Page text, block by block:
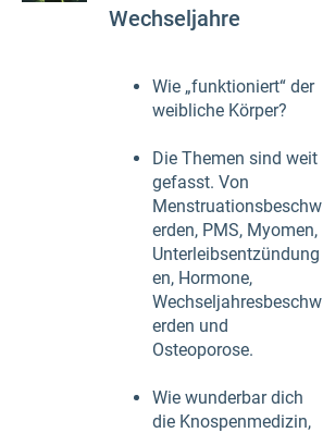
Wechseljahre
Wie „funktioniert“ der
weibliche Körper?
Die Themen sind weit
gefasst. Von
Menstruationsbeschw
erden, PMS, Myomen,
Unterleibsentzündung
en, Hormone,
Wechseljahresbeschw
erden und
Osteoporose.
Wie wunderbar dich
die Knospenmedizin,